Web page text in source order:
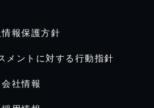
報保護方針
メントに対する行動指針
会社情報